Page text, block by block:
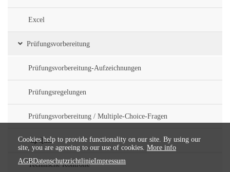
Excel
Prüfungsvorbereitung
Prüfungsvorbereitung-Aufzeichnungen
Prüfungsregelungen
Prüfungsvorbereitung / Multiple-Choice-Fragen
Quiz
Technische Kontrolle
Cookies help to provide functionality on our site. By using our
site, you are agreeing to our use of cookies. More info
AGBDatenschutzrichtlinieImpressum